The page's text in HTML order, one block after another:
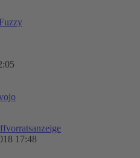
Fuzzy
17:48